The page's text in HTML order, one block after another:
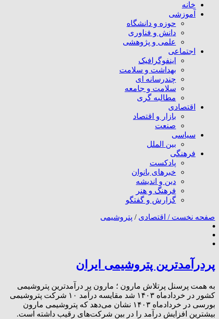
خانه
آموزشی
حوزه و دانشگاه
دانش و فناوری
علمی و پژوهشی
اجتماعی
اینفوگرافیک
بهداشت و سلامت
چندرسانه ای
سلامت و جامعه
مطالبه گری
اقتصادی
بازار و اقتصاد
صنعت
سیاسی
بین الملل
فرهنگی
پادکست
خبرهای بانوان
دین و اندیشه
فرهنگ و هنر
گزارش و گفتگو
صفحه نخست / اقتصادی / پتروشیمی
پردرآمدترین پتروشیمی ایران
به همت پرسنل پرتلاش مارون ؛ مارون پر درآمدترین پتروشیمی
کشور در خردادماه ۱۴۰۳ شد مقایسه درآمد ۱۰ شرکت پتروشیمی
بورسی در خردادماه ۱۴۰۳ نشان می‌دهد که پتروشیمی مارون
بیشترین افزایش درآمد را در بین شرکت‌های رقیب داشته است.